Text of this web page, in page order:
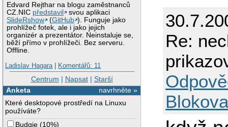
Edvard Rejthar na blogu zaměstnanců
CZ.NIC představil
svou aplikaci
SlideRshow
(GitHub ). Funguje jako
prohlížeč fotek, ale i jako jejich
organizér a prezentátor. Neinstaluje se,
běží přímo v prohlížeči. Bez serveru.
Offline.
Ladislav Hagara| Komentářů: 11
Centrum | Napsat| Starší
navrhněte »
Anketa
Které desktopové prostředí na Linuxu
používáte?
Budgie (10%)
Re: